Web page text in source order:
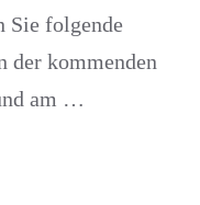
Sie folgende
der kommenden
am …